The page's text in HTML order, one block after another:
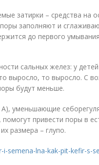
затирки – средства на
заполняют и
до первого
сальных желез: у
выросло, то выросло. С
будут меньше.
уменьшающие
привести поры в
размера – глупо.
semena-lna-kak-pit-kefir-s-